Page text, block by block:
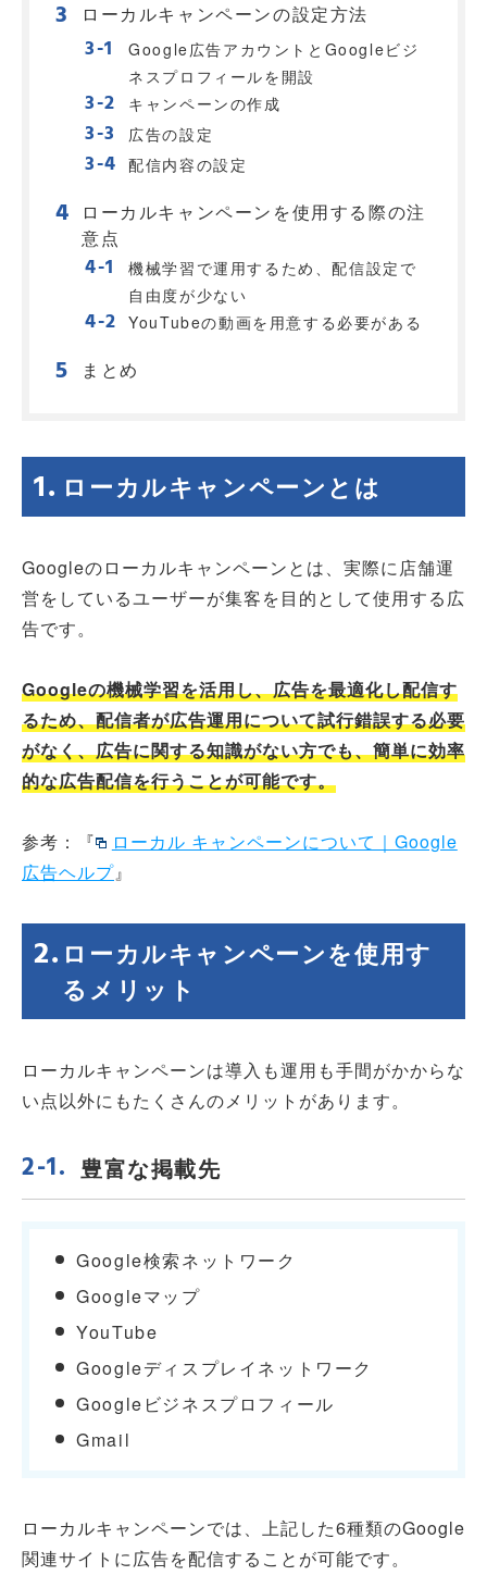
ローカルキャンペーンの設定方法
Google広告アカウントとGoogleビジ
ネスプロフィールを開設
キャンペーンの作成
広告の設定
配信内容の設定
ローカルキャンペーンを使用する際の注
意点
機械学習で運用するため、配信設定で
自由度が少ない
YouTubeの動画を用意する必要がある
まとめ
ローカルキャンペーンとは
Googleのローカルキャンペーンとは、実際に店舗運
営をしているユーザーが集客を目的として使用する広
告です。
Googleの機械学習を活用し、広告を最適化し配信す
るため、配信者が広告運用について試行錯誤する必要
がなく、広告に関する知識がない方でも、簡単に効率
的な広告配信を行うことが可能です。
参考：『
ローカル キャンペーンについて｜Google
広告ヘルプ』
ローカルキャンペーンを使用す
るメリット
ローカルキャンペーンは導入も運用も手間がかからな
い点以外にもたくさんのメリットがあります。
豊富な掲載先
Google検索ネットワーク
Googleマップ
YouTube
Googleディスプレイネットワーク
Googleビジネスプロフィール
Gmail
ローカルキャンペーンでは、上記した6種類のGoogle
関連サイトに広告を配信することが可能です。